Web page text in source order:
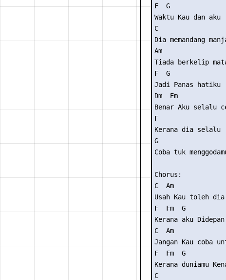
F  G
Waktu Kau dan aku
C
Dia memandang
Am
Tiada berkelip
F  G
Jadi Panas hatiku
Dm  Em
Benar Aku selalu
F
Kerana dia selalu
G
Coba tuk
Chorus:
C  Am
Usah Kau toleh dia
F  Fm  G
Kerana aku Didepan
C  Am
Jangan Kau coba
F  Fm  G
Kerana duniamu
C